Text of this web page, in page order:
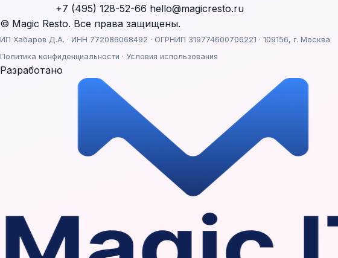
+7 (495) 128-52-66 hello@magicresto.ru
© Magic Resto. Все права защищены.
ИП Хабаров Д.А. · ИНН 772086068492 · ОГРНИП 319774600706221 · 109156, г. Москва
Политика конфиденциальности · Условия использования
Разработано